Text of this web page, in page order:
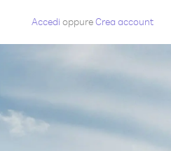
Accedi oppureCrea account